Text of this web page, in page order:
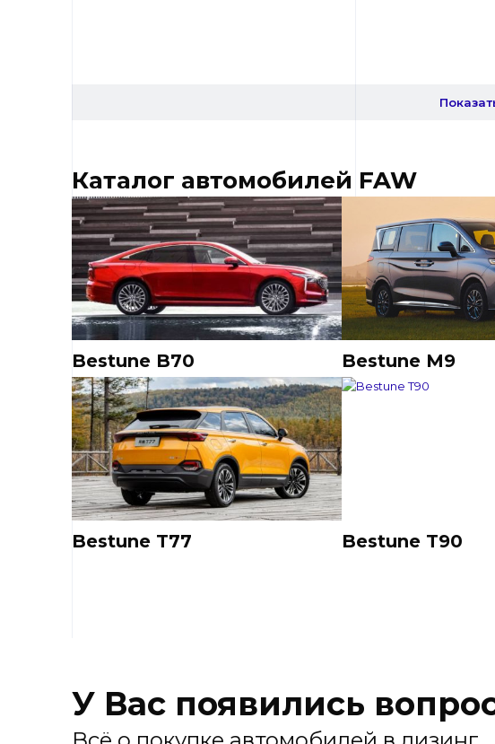
Каталог автомобилей FAW
Bestune B70 Bestune M9
Bestune T77 Bestune T90
У Вас появились